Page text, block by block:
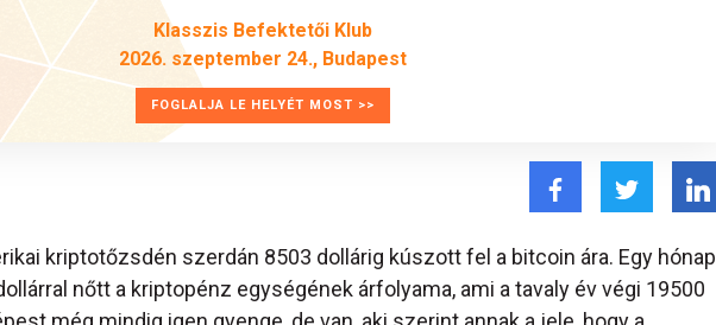
Klasszis Befektetői Klub
2026. szeptember 24., Budapest
FOGLALJA LE HELYÉT MOST >>
kriptotőzsdén szerdán 8503 dollárig kúszott fel a bitcoin ára. Egy hónap
nőtt a kriptopénz egységének árfolyama, ami a tavaly év végi 19500